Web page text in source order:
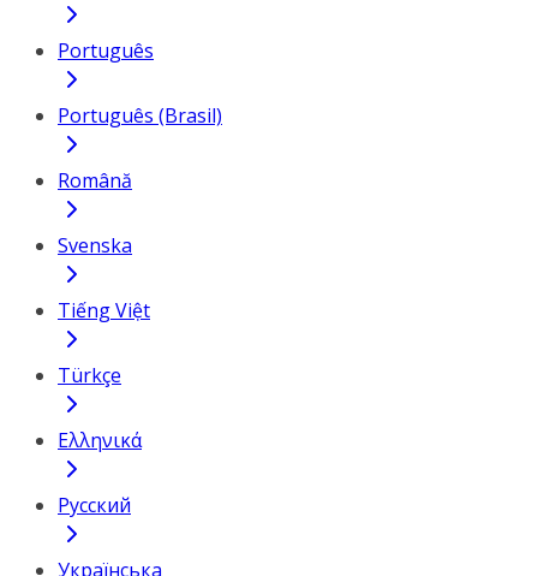
Português
Português (Brasil)
Română
Svenska
Tiếng Việt
Türkçe
Ελληνικά
Русский
Українська